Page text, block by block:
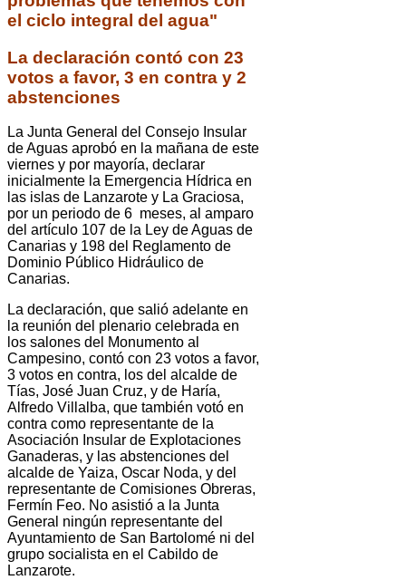
el ciclo integral del agua"
La declaración contó con 23
votos a favor, 3 en contra y 2
abstenciones
La Junta General del Consejo Insular
de Aguas aprobó en la mañana de este
viernes y por mayoría, declarar
inicialmente la Emergencia Hídrica en
las islas de Lanzarote y La Graciosa,
por un periodo de 6 meses, al amparo
del artículo 107 de la Ley de Aguas de
Canarias y 198 del Reglamento de
Dominio Público Hidráulico de
Canarias.
La declaración, que salió adelante en
la reunión del plenario celebrada en
los salones del Monumento al
Campesino, contó con 23 votos a favor,
3 votos en contra, los del alcalde de
Tías, José Juan Cruz, y de Haría,
Alfredo Villalba, que también votó en
contra como representante de la
Asociación Insular de Explotaciones
Ganaderas, y las abstenciones del
alcalde de Yaiza, Oscar Noda, y del
representante de Comisiones Obreras,
Fermín Feo. No asistió a la Junta
General ningún representante del
Ayuntamiento de San Bartolomé ni del
grupo socialista en el Cabildo de
Lanzarote.